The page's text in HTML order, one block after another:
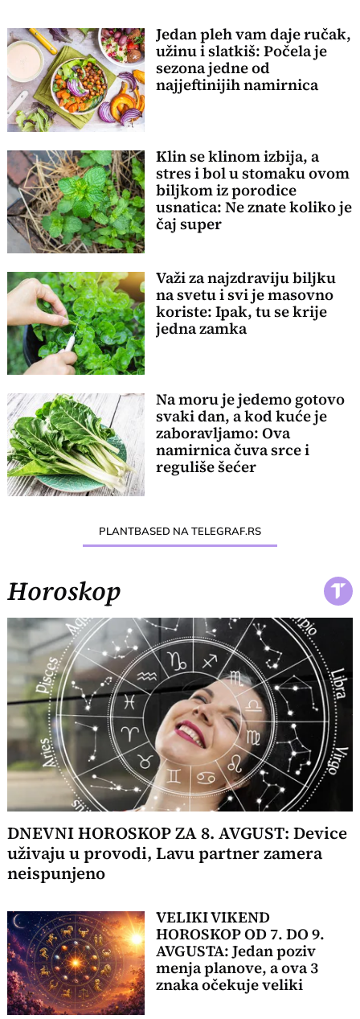
Jedan pleh vam daje ručak,
užinu i slatkiš: Počela je
sezona jedne od
najjeftinijih namirnica
Klin se klinom izbija, a
stres i bol u stomaku ovom
biljkom iz porodice
usnatica: Ne znate koliko je
čaj super
Važi za najzdraviju biljku
na svetu i svi je masovno
koriste: Ipak, tu se krije
jedna zamka
Na moru je jedemo gotovo
svaki dan, a kod kuće je
zaboravljamo: Ova
namirnica čuva srce i
reguliše šećer
PLANTBASED NA TELEGRAF.RS
Horoskop
DNEVNI HOROSKOP ZA 8. AVGUST: Device
uživaju u provodi, Lavu partner zamera
neispunjeno
VELIKI VIKEND
HOROSKOP OD 7. DO 9.
AVGUSTA: Jedan poziv
menja planove, a ova 3
znaka očekuje veliki